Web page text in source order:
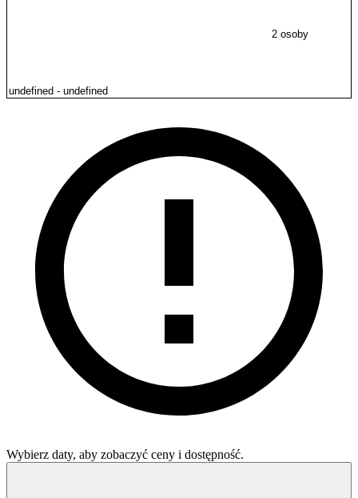
2 osoby
Wybierz daty, aby zobaczyć ceny i dostępność.